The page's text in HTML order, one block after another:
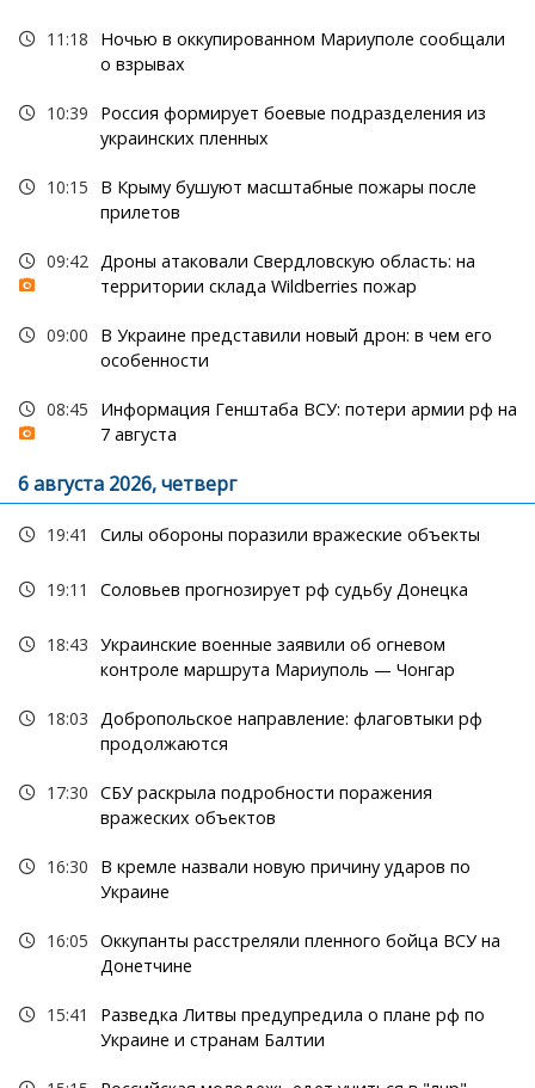
11:18
Ночью в оккупированном Мариуполе сообщали
о взрывах
10:39
Россия формирует боевые подразделения из
украинских пленных
10:15
В Крыму бушуют масштабные пожары после
прилетов
09:42 Дроны атаковали Свердловскую область: на
территории склада Wildberries пожар
09:00
В Украине представили новый дрон: в чем его
особенности
08:45
Информация Генштаба ВСУ: потери армии рф на
7 августа
6 августа 2026, четверг
19:41 Силы обороны поразили вражеские объекты
19:11 Соловьев прогнозирует рф судьбу Донецка
18:43 Украинские военные заявили об огневом
контроле маршрута Мариуполь — Чонгар
18:03 Добропольское направление: флаговтыки рф
продолжаются
17:30 СБУ раскрыла подробности поражения
вражеских объектов
16:30
В кремле назвали новую причину ударов по
Украине
16:05 Оккупанты расстреляли пленного бойца ВСУ на
Донетчине
15:41
Разведка Литвы предупредила о плане рф по
Украине и странам Балтии